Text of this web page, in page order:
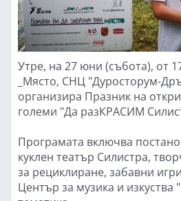
Утре, на 27 юни (събота), от
_Място, СНЦ "Дуросторум-
организира Празник на
големи "Да разКРАСИМ
Програмата включва
куклен театър Силистра,
за рециклиране, забавни
Център за музика и изкуства